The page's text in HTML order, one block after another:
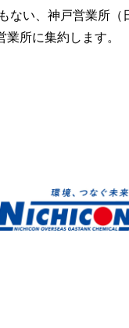
ない、神戸営業所（
所に集約します。